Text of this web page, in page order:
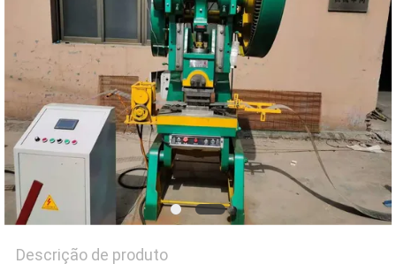
SITE
PRIVACY
POLICY
Descrição de produto